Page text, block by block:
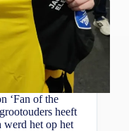
‘Fan of the
heeft
werd het op het